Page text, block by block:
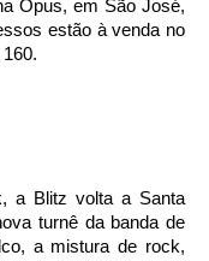
Opus, em São José,
estão à venda no
a Blitz volta a Santa
turnê da banda de
a mistura de rock,